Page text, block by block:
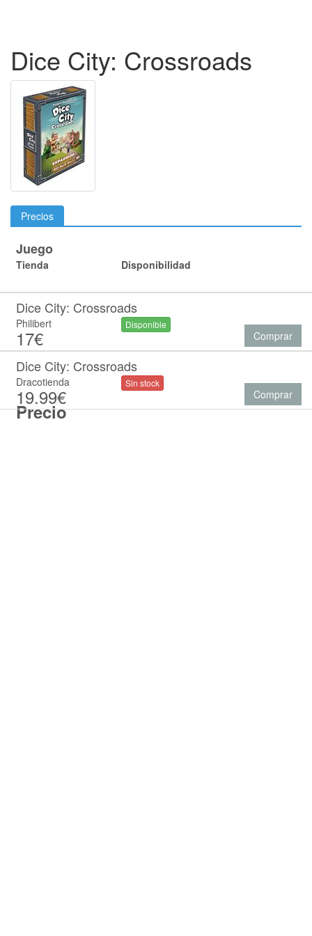
Dice City: Crossroads
Precios
Juego
Tienda
Precio
Disponibilidad
Dice City: Crossroads
Philibert
17€
Disponible
Comprar
Dice City: Crossroads
Dracotienda
19.99€
Sin stock
Comprar